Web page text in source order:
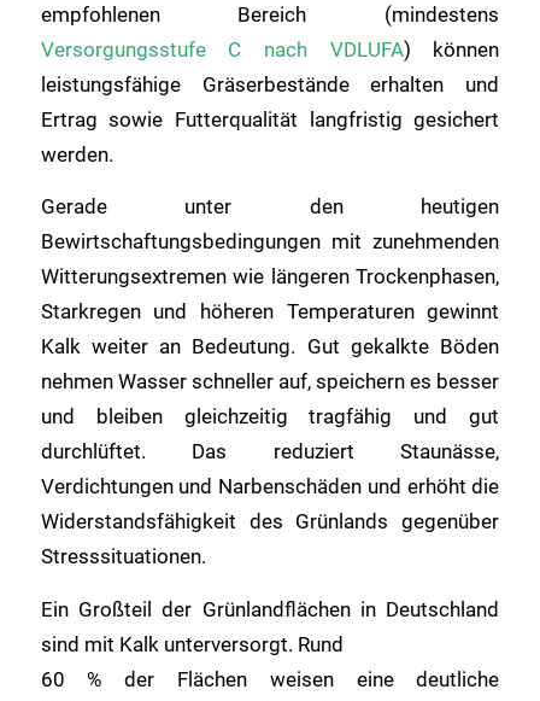
empfohlenen Bereich (mindestens
Versorgungsstufe C nach VDLUFA) können
leistungsfähige Gräserbestände erhalten und
Ertrag sowie Futterqualität langfristig gesichert
werden.
Gerade unter den heutigen
Bewirtschaftungsbedingungen mit zunehmenden
Witterungsextremen wie längeren Trockenphasen,
Starkregen und höheren Temperaturen gewinnt
Kalk weiter an Bedeutung. Gut gekalkte Böden
nehmen Wasser schneller auf, speichern es besser
und bleiben gleichzeitig tragfähig und gut
durchlüftet. Das reduziert Staunässe,
Verdichtungen und Narbenschäden und erhöht die
Widerstandsfähigkeit des Grünlands gegenüber
Stresssituationen.
Ein Großteil der Grünlandflächen in Deutschland
sind mit Kalk unterversorgt. Rund
60 % der Flächen weisen eine deutliche